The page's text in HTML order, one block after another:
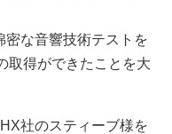
な音響技術テストを
取得ができたことを大
社のスティーブ様を